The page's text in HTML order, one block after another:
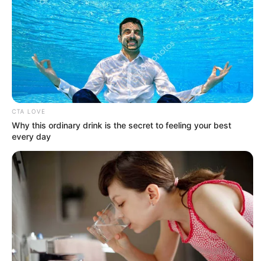
CTA LOVE
Why this ordinary drink is the secret to feeling your best
every day